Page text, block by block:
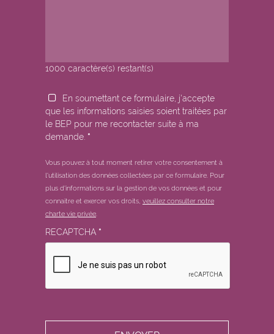
1000 caractère(s) restant(s)
En soumettant ce formulaire, j'accepte
que les informations saisies soient traitées par
le BEP pour me recontacter suite à ma
demande. *
Vous pouvez à tout moment retirer votre consentement à
l'utilisation des données collectées par ce formulaire. Pour
plus d'informations sur la gestion de vos données et pour
connaitre et exercer vos droits, veuillez consulter notre
charte vie privée
RECAPTCHA *